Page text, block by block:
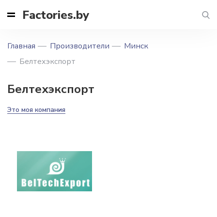
Factories.by
Главная Производители
Минск
Белтехэкспорт
Белтехэкспорт
Это моя компания